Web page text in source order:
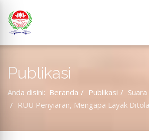
Publikasi
Anda disini: Beranda Publikasi
RUU Penyiaran, Mengapa Layak